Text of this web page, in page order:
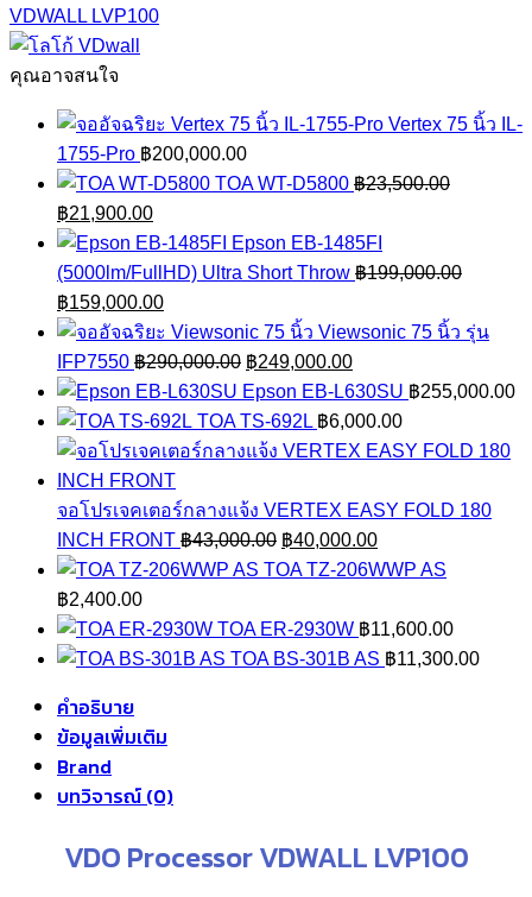
ชิ้น
VDWALL LVP100
คุณอาจสนใจ
Vertex 75 นิ้ว IL-
1755-Pro ฿200,000.00
TOA WT-D5800 ฿23,500.00
Original
price
was:
฿23,500.00.
฿21,900.00Current
price
is:
฿21,900.00.
Epson EB-1485FI
(5000lm/FullHD) Ultra Short Throw ฿199,000.00
Original
price
was:
฿199,000.00.
฿159,000.00Current
price
is:
฿159,000.00.
Viewsonic 75 นิ้ว รุ่น
IFP7550 ฿290,000.00 Original
price
was:
฿290,000.00.
฿249,000.00Current
price
is:
฿249,000.00.
Epson EB-L630SU ฿255,000.00
TOA TS-692L ฿6,000.00
จอโปรเจคเตอร์กลางแจ้ง VERTEX EASY FOLD 180
INCH FRONT ฿43,000.00 Original
price
฿43,000.00.
฿40,000.00Current
price
฿40,000.00.
TOA TZ-206WWP AS
฿2,400.00
TOA ER-2930W ฿11,600.00
TOA BS-301B AS ฿11,300.00
คำอธิบาย
ข้อมูลเพิ่มเติม
Brand
บทวิจารณ์ (0)
VDO Processor VDWALL LVP100